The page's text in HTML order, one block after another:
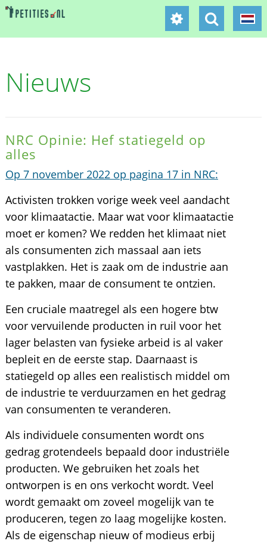
Nieuws
NRC Opinie: Hef statiegeld op
alles
Op 7 november 2022 op pagina 17 in NRC:
Activisten trokken vorige week veel aandacht
voor klimaatactie. Maar wat voor klimaatactie
moet er komen? We redden het klimaat niet
als consumenten zich massaal aan iets
vastplakken. Het is zaak om de industrie aan
te pakken, maar de consument te ontzien.
Een cruciale maatregel als een hogere btw
voor vervuilende producten in ruil voor het
lager belasten van fysieke arbeid is al vaker
bepleit en de eerste stap. Daarnaast is
statiegeld op alles een realistisch middel om
de industrie te verduurzamen en het gedrag
van consumenten te veranderen.
Als individuele consumenten wordt ons
gedrag grotendeels bepaald door industriële
producten. We gebruiken het zoals het
ontworpen is en ons verkocht wordt. Veel
wordt gemaakt om zoveel mogelijk van te
produceren, tegen zo laag mogelijke kosten.
Als de eigenschap nieuw of modieus erbij